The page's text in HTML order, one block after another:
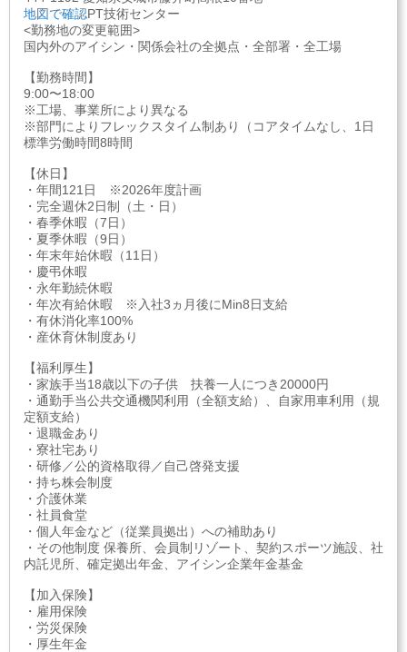
地図で確認PT技術センター
<勤務地の変更範囲>
国内外のアイシン・関係会社の全拠点・全部署・全工場
【勤務時間】
9:00〜18:00
※工場、事業所により異なる
※部門によりフレックスタイム制あり（コアタイムなし、1日
標準労働時間8時間
【休日】
・年間121日 ※2026年度計画
・完全週休2日制（土・日）
・春季休暇（7日）
・夏季休暇（9日）
・年末年始休暇（11日）
・慶弔休暇
・永年勤続休暇
・年次有給休暇 ※入社3ヵ月後にMin8日支給
・有休消化率100%
・産休育休制度あり
【福利厚生】
・家族手当18歳以下の子供 扶養一人につき20000円
・通勤手当公共交通機関利用（全額支給）、自家用車利用（規
定額支給）
・退職金あり
・寮社宅あり
・研修／公的資格取得／自己啓発支援
・持ち株会制度
・介護休業
・社員食堂
・個人年金など（従業員拠出）への補助あり
・その他制度 保養所、会員制リゾート、契約スポーツ施設、社
内託児所、確定拠出年金、アイシン企業年金基金
【加入保険】
・雇用保険
・労災保険
・厚生年金